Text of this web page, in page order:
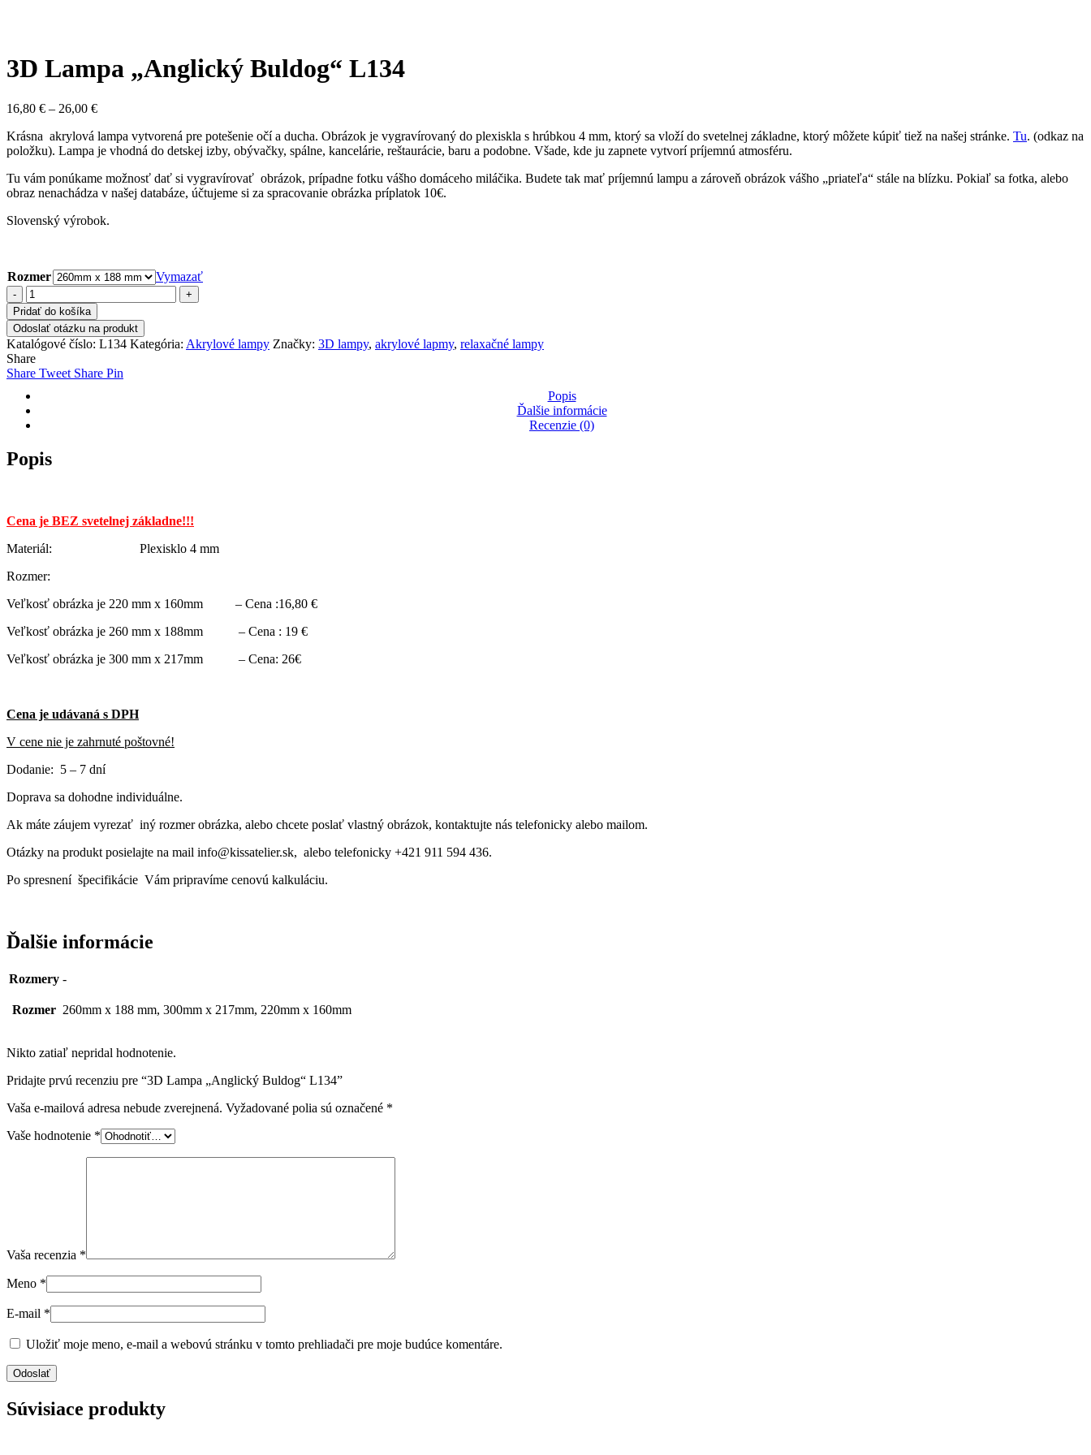
3D Lampa „Anglický Buldog“ L134
16,80 € – 26,00 €Price
16,80 €
through
Krásna akrylová lampa vytvorená pre potešenie očí a ducha. Obrázok je vygravírovaný do plexiskla s hrúbkou 4 mm, ktorý sa vloží do svetelnej základne, ktorý môžete kúpiť tiež na našej stránke. Tu. (odkaz na
položku). Lampa je vhodná do detskej izby, obývačky, spálne, kancelárie, reštaurácie, baru a podobne. Všade, kde ju zapnete vytvorí príjemnú atmosféru.
Tu vám ponúkame možnosť dať si vygravírovať obrázok, prípadne fotku vášho domáceho miláčika. Budete tak mať príjemnú lampu a zároveň obrázok vášho „priateľa“ stále na blízku. Pokiaľ sa fotka, alebo
obraz nenachádza v našej databáze, účtujeme si za spracovanie obrázka príplatok 10€.
Slovenský výrobok.
Rozmer
Vymazať
množstvo
3D
Lampa
"Anglický
Buldog"
L134
Pridať do košíka
Odoslať otázku na produkt
Katalógové číslo: L134 Kategória: Akrylové lampy Značky: 3D lampy, akrylové lapmy, relaxačné lampy
Share
Share Tweet Share Pin
Popis
Ďalšie informácie
Recenzie (0)
Popis
Cena je BEZ svetelnej základne!!!
Materiál: Plexisklo 4 mm
Rozmer:
Veľkosť obrázka je 220 mm x 160mm – Cena :16,80 €
Veľkosť obrázka je 260 mm x 188mm – Cena : 19 €
Veľkosť obrázka je 300 mm x 217mm – Cena: 26€
Cena je udávaná s DPH
V cene nie je zahrnuté poštovné!
Dodanie: 5 – 7 dní
Doprava sa dohodne individuálne.
Ak máte záujem vyrezať iný rozmer obrázka, alebo chcete poslať vlastný obrázok, kontaktujte nás telefonicky alebo mailom.
Otázky na produkt posielajte na mail info@kissatelier.sk, alebo telefonicky +421 911 594 436.
Po spresnení špecifikácie Vám pripravíme cenovú kalkuláciu.
Ďalšie informácie
Rozmery -
Rozmer 260mm x 188 mm, 300mm x 217mm, 220mm x 160mm
Nikto zatiaľ nepridal hodnotenie.
Pridajte prvú recenziu pre “3D Lampa „Anglický Buldog“ L134”
Vaša e-mailová adresa nebude zverejnená. Vyžadované polia sú označené *
Vaše hodnotenie *
Vaša recenzia *
Meno *
E-mail *
Uložiť moje meno, e-mail a webovú stránku v tomto prehliadači pre moje budúce komentáre.
Súvisiace produkty